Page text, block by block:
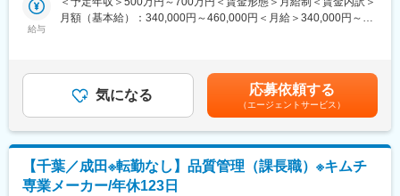
立しています。
現在各ラインのリーダーはいますが、全体把握や部門間調整等の
■取扱商品：
取り扱い商品は人気の「イチオシキムチ」を始めとした主力10品
年間で売り上げは3倍になっています。
■組織構成：
給与
月額（基本給）：340,000円～460,000円＜月給＞340,000円～
じて上下する可能性があります。月給(月額)は固定手当を含めた表
記です。気になる 応募依頼する
（エージェントサービス）
【千葉／成田※転勤なし】品質管理（課長職）※キムチ
専業メーカー/年休123日